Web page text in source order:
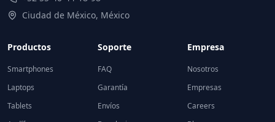
Ciudad de México, México
Productos
Smartphones
Laptops
Tablets
Soporte
FAQ
Garantía
Envíos
Empresa
Nosotros
Empresas
Careers